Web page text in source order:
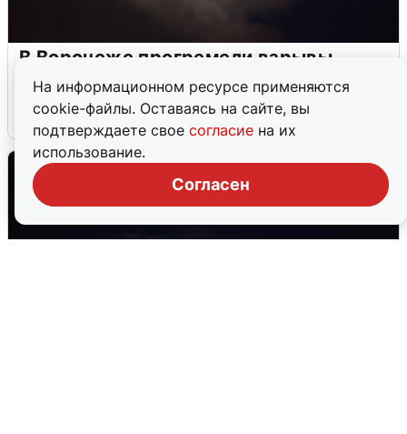
На информационном ресурсе применяются
cookie-файлы. Оставаясь на сайте, вы
подтверждаете свое согласие на их
использование.
Согласен
В Воронеже прогремели взрывы
после сигнала тревоги
5 августа 0